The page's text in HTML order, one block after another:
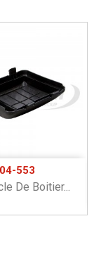
04-553
De Boitier...